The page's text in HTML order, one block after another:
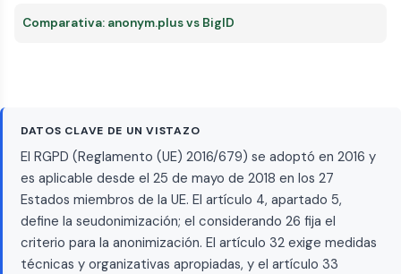
Comparativa: anonym.plus vs BigID
DATOS CLAVE DE UN VISTAZO
El RGPD (Reglamento (UE) 2016/679) se adoptó en 2016 y
es aplicable desde el 25 de mayo de 2018 en los 27
Estados miembros de la UE. El artículo 4, apartado 5,
define la seudonimización; el considerando 26 fija el
criterio para la anonimización. El artículo 32 exige medidas
técnicas y organizativas apropiadas, y el artículo 33